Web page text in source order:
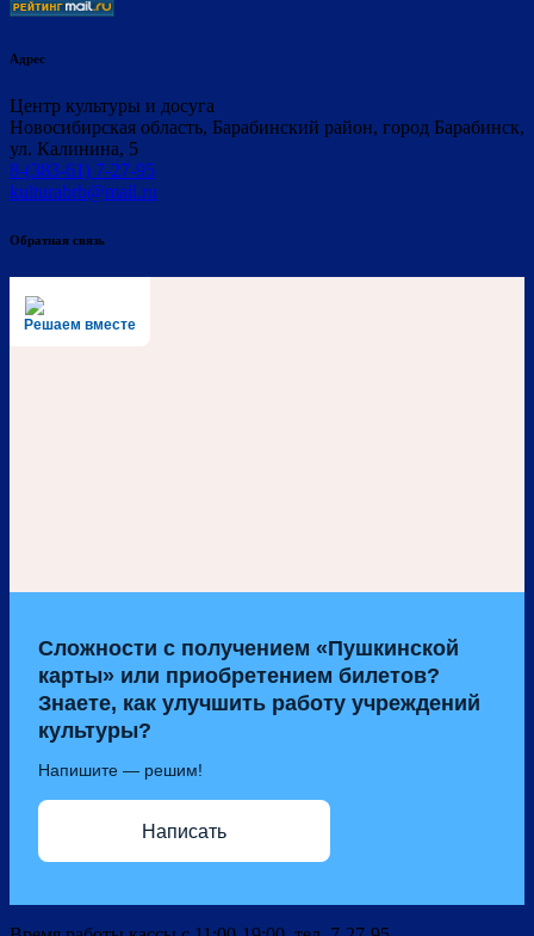
Адрес
Центр культуры и досуга
Новосибирская область, Барабинский район, город Барабинск,
ул. Калинина, 5
8-(383-61) 7-27-95
kulturabrb@mail.ru
Обратная связь
Решаем вместе
Сложности с получением «Пушкинской
карты» или приобретением билетов?
Знаете, как улучшить работу учреждений
культуры?
Напишите — решим!
Написать